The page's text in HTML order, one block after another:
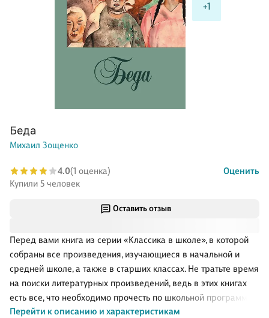
+1
Оставить отзыв
Перед вами книга из серии «Классика в школе», в которой
собраны все произведения, изучающиеся в начальной и
средней школе, а также в старших классах. Не тратьте время
на поиски литературных произведений, ведь в этих книгах
есть все, что необходимо прочесть по школьной программе:
и для чтения в классе, и для внеклассных заданий. Избавьте
Перейти к описанию и характеристикам
Беда
Михаил Зощенко
4.0(1 оценка)
Оценить
Купили 5 человек